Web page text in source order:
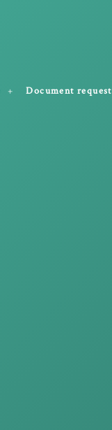
Document request